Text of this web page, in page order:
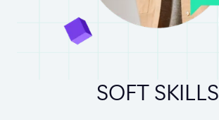
SOFT SKILLS